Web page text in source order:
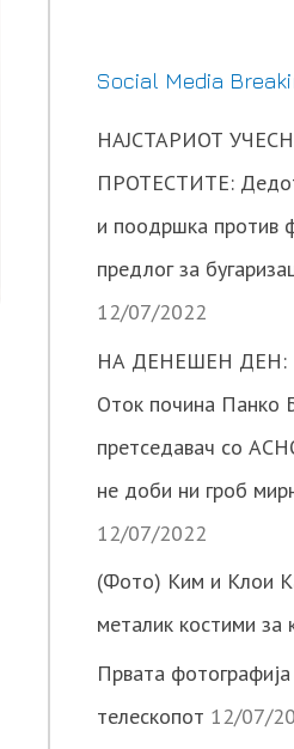
Social Media
НАЈСТАРИОТ
ПРОТЕСТИТЕ:
и поодршка против
предлог за
12/07/2022
НА ДЕНЕШЕН ДЕН:
Оток почина Панко
претседавач со
не доби ни гроб
12/07/2022
(Фото) Ким и Клои
металик костими за
Првата
телескопот 12/07/